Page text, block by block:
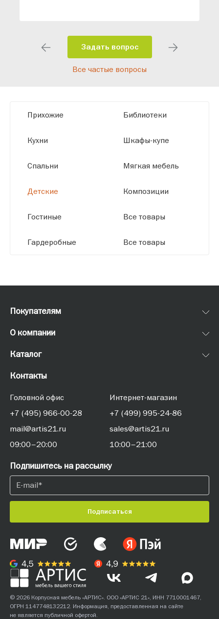
помещения и личные пожелания.
Благодаря современному
высокотехнологичному оборудованию
размерам.
Задать вопрос
Все частые вопросы
Прихожие
Кухни
Спальни
Детские
Гостиные
Гардеробные
Библиотеки
Шкафы-купе
Мягкая мебель
Композиции
Все товары
Все товары
Покупателям
О компании
Каталог
Контакты
Головной офис
+7 (495) 966-00-28
mail@artis21.ru
09:00–20:00
Интернет-магазин
+7 (499) 995-24-86
sales@artis21.ru
10:00–21:00
Подпишитесь на рассылку
Подписаться
© 2026 Корпусная мебель «АРТИС». ООО «АРТИС 21», ИНН 7710001467,
ОГРН 1147748132212. Информация, предоставленная на сайте
не является публичной офертой.